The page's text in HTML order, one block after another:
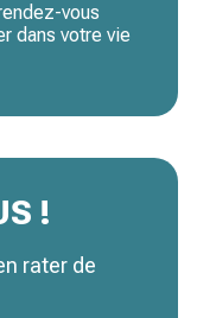
vous
dans votre vie
!
rater de